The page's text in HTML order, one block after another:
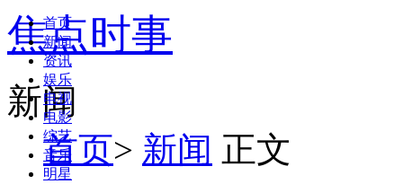
首页
新闻
资讯
娱乐
电视
电影
综艺
音乐
明星
焦点时事
新闻
首页> 新闻 正文